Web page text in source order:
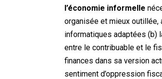
l’économie informelle
organisée et mieux
informatiques adaptées (b)
entre le contribuable et le
finances dans sa version
sentiment d’oppression